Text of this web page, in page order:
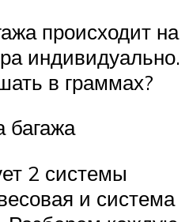
происходит на
индивидуально.
в граммах?
багажа
2 системы
и система